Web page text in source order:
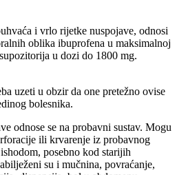
i vrlo rijetke nuspojave, odnosi
oblika ibuprofena u maksimalnoj
u dozi do 1800 mg.
uzeti u obzir da one pretežno ovise
bolesnika.
odnose se na probavni sustav. Mogu
ili krvarenje iz probavnog
posebno kod starijih
su i mučnina, povraćanje,